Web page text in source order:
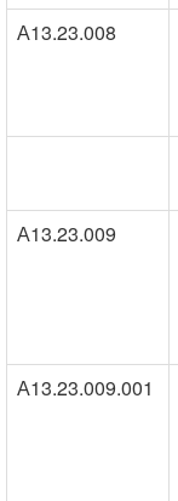
А13.23.008
А13.23.009
А13.23.009.001